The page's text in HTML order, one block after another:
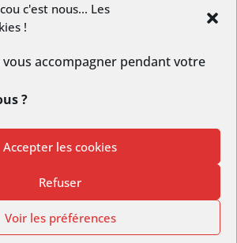
c'est nous... Les
!
accompagner pendant votre
?
Accepter les cookies
Refuser
Voir les préférences
| Webmaster :